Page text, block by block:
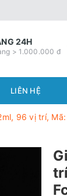
24H
> 1.000.000 đ
LIÊN HỆ
96 vị trí,